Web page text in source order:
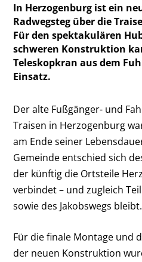
In Herzogenburg ist ein
Radwegsteg über die
Für den spektakulären
schweren Konstruktion
Teleskopkran aus dem
Einsatz.
Der alte Fußgänger- und
Traisen in Herzogenburg
am Ende seiner
Gemeinde entschied sich
der künftig die Ortsteile
verbindet – und zugleich
sowie des Jakobswegs bleibt.
Für die finale Montage und
der neuen Konstruktion